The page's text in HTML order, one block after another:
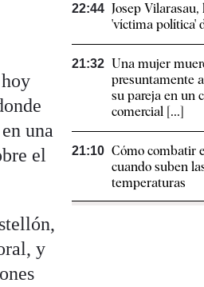
una
el
y
22:44 Josep
'víctima política'
21:32 Una mujer
presuntamente
su pareja en un
comercial [...]
21:10 Cómo combatir
cuando suben
temperaturas